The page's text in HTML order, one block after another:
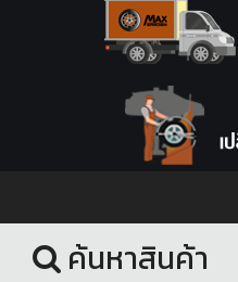
ค้นหาสินค้า